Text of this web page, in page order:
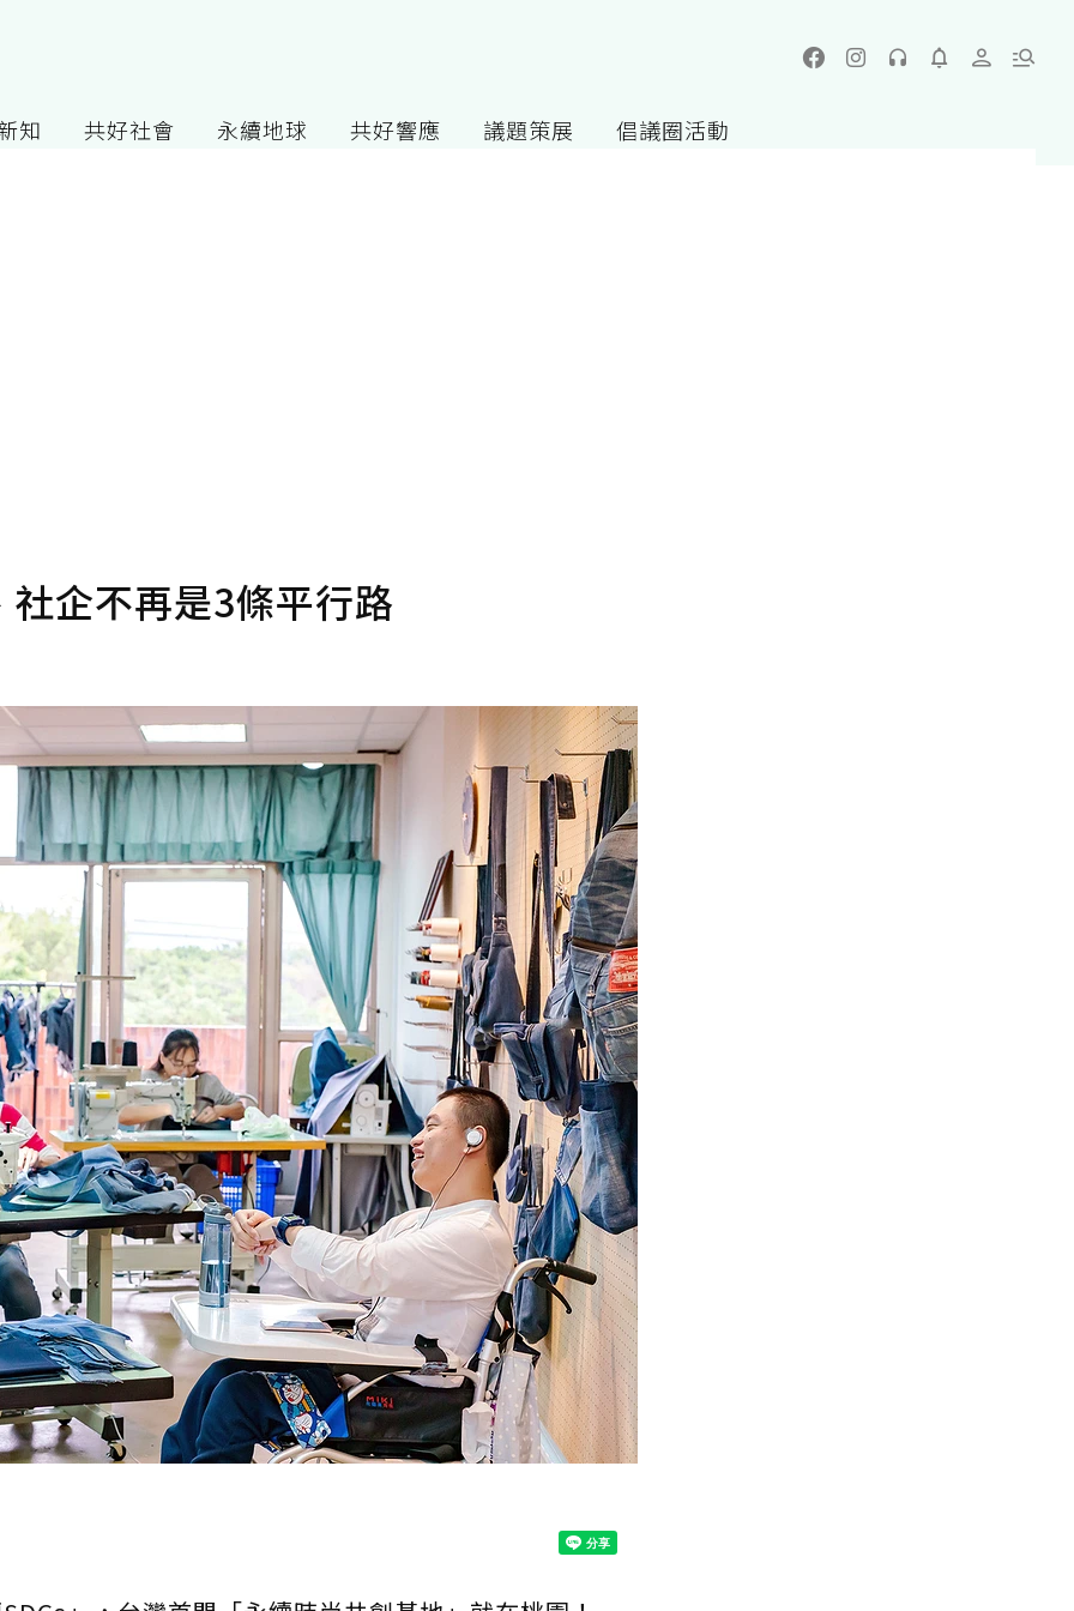
知 共好社會 永續地球 共好響應 議題策展 倡議圈活動
企不再是3條平行路